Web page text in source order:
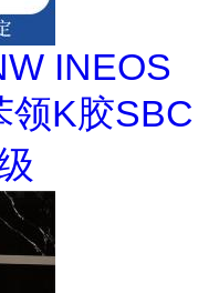
INEOS
领K胶SBC